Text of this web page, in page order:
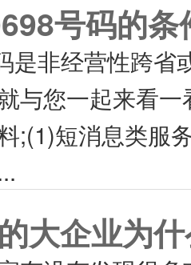
号码的条
是非经营性跨
与您一起来看
;(1)短消息类服
大企业为